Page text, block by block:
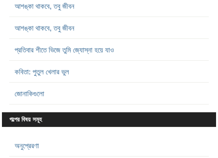
আশঙ্কা থাকবে, তবু জীবন
আশঙ্কা থাকবে, তবু জীবন
প্রতিবার শীতে ভিজে তুমি জ্যোস্না হয়ে যাও
কবিতা: পুতুল খেলার ভুল
জোনাকিগুলো
গল্পের বিষয় সমূহ
অনুপ্রেরণা